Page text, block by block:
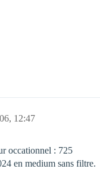
12:47
occationnel : 725
en medium sans filtre.